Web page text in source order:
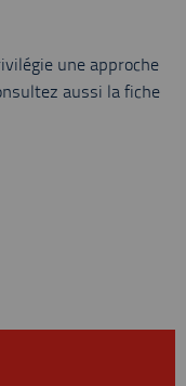
une approche
aussi la fiche